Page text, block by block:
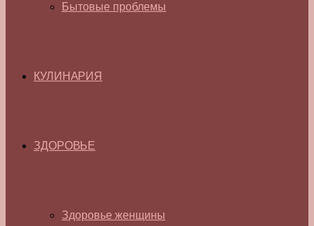
Бытовые проблемы
КУЛИНАРИЯ
ЗДОРОВЬЕ
Здоровье женщины